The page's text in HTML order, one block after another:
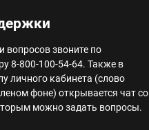
вопросов звоните по
8-800-100-54-64. Также в
личного кабинета (слово
фоне) открывается чат со
можно задать вопросы.